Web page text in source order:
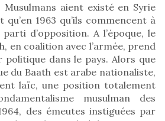
Musulmans aient existé en Syrie
qu’en 1963 qu’ils commencent à
d’opposition. A l’époque, le
en coalition avec l’armée, prend
dans le pays. Alors que
du Baath est arabe nationaliste,
laïc, une position totalement
musulman des
des émeutes instiguées par